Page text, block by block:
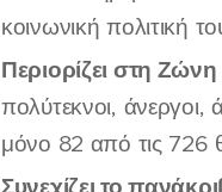
κοινωνική πολιτική
Περιορίζει στη
πολύτεκνοι,
μόνο 82 από τις 726
Συνεχίζει το